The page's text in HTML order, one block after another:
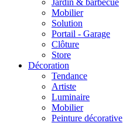
Jardin & barbecue
Mobilier
Solution
Portail - Garage
Clôture
Store
Décoration
Tendance
Artiste
Luminaire
Mobilier
Peinture décorative